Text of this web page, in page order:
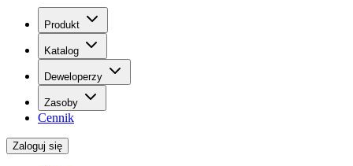
Produkt
Katalog
Deweloperzy
Zasoby
Cennik
Zaloguj się